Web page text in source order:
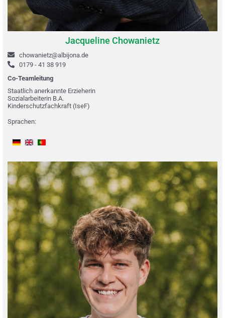
Jacqueline Chowanietz
chowanietz@albijona.de
0179 - 41 38 919
Co-Teamleitung
Staatlich anerkannte Erzieherin
Sozialarbeiterin B.A.
Kinderschutzfachkraft (IseF)
Sprachen: